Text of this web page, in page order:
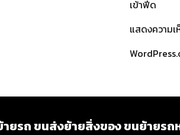
เข้าฟีด
แสดงความ
ายรถ ขนส่งย้ายสิ่งของ ขนย้ายรถ